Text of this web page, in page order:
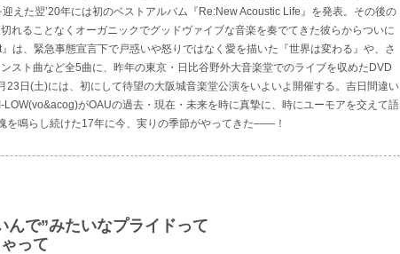
えた翌’20年には初のベストアルバム『Re:New Acoustic Life』を発表。その後の
れることなくオーガニックでグッドヴァイブな音楽を奏でてきた彼らからついに
は、緊急事態宣言下で戸惑いや怒りではなく愛を描いた『世界は変わる』や、さ
スト曲など全5曲に、昨年の東京・日比谷野外大音楽堂でのライブを収めたDVD
23日(土)には、初にして待望の大阪城音楽堂公演をいよいよ開催する。吉日間違い
LOW(vo&acog)がOAUの過去・現在・未来を時に真摯に、時にユーモアを交えて語
を鳴らし続けた17年に今、実りの季節がやってきた――！
んで”みたいなプライドって
って